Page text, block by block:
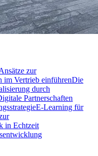
zur
im Vertrieb einführenDie
durch
Partnerschaften
E-Learning für
in Echtzeit